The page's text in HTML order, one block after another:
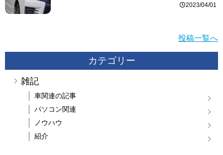
2023/04/01
投稿一覧へ
カテゴリー
雑記
車関連の記事
パソコン関連
ノウハウ
紹介